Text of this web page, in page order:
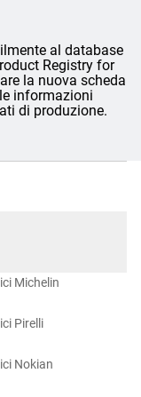
al database
Registry for
la nuova scheda
informazioni
di produzione.
Michelin
Pirelli
Nokian